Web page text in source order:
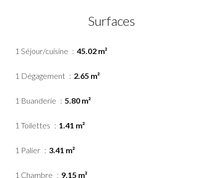
Surfaces
1 Séjour/cuisine 45.02 m²
1 Dégagement 2.65 m²
1 Buanderie 5.80 m²
1 Toilettes 1.41 m²
1 Palier 3.41 m²
1 Chambre 9.15 m²